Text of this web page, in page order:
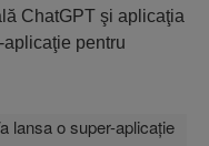
ChatGPT şi aplicaţia
pentru